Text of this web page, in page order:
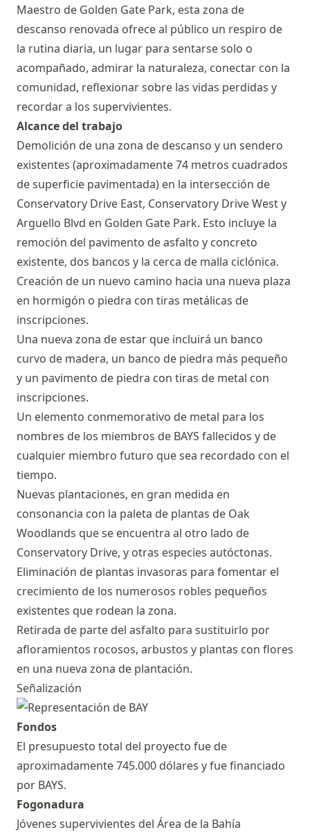
Maestro de Golden Gate Park, esta zona de
descanso renovada ofrece al público un respiro de
la rutina diaria, un lugar para sentarse solo o
acompañado, admirar la naturaleza, conectar con la
comunidad, reflexionar sobre las vidas perdidas y
recordar a los supervivientes.
Alcance del trabajo
Demolición de una zona de descanso y un sendero
existentes (aproximadamente 74 metros cuadrados
de superficie pavimentada) en la intersección de
Conservatory Drive East, Conservatory Drive West y
Arguello Blvd en Golden Gate Park. Esto incluye la
remoción del pavimento de asfalto y concreto
existente, dos bancos y la cerca de malla ciclónica.
Creación de un nuevo camino hacia una nueva plaza
en hormigón o piedra con tiras metálicas de
inscripciones.
Una nueva zona de estar que incluirá un banco
curvo de madera, un banco de piedra más pequeño
y un pavimento de piedra con tiras de metal con
inscripciones.
Un elemento conmemorativo de metal para los
nombres de los miembros de BAYS fallecidos y de
cualquier miembro futuro que sea recordado con el
tiempo.
Nuevas plantaciones, en gran medida en
consonancia con la paleta de plantas de Oak
Woodlands que se encuentra al otro lado de
Conservatory Drive, y otras especies autóctonas.
Eliminación de plantas invasoras para fomentar el
crecimiento de los numerosos robles pequeños
existentes que rodean la zona.
Retirada de parte del asfalto para sustituirlo por
afloramientos rocosos, arbustos y plantas con flores
en una nueva zona de plantación.
Señalización
Fondos
El presupuesto total del proyecto fue de
aproximadamente 745.000 dólares y fue financiado
por BAYS.
Fogonadura
Jóvenes supervivientes del Área de la Bahía